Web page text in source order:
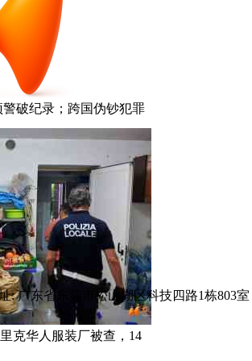
破纪录；跨国伪钞犯罪
克华人服装厂被查，14
: 广东省东莞市松山湖区科技四路1栋803室